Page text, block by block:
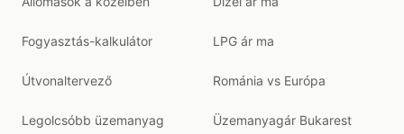
Fogyasztás-kalkulátor
Útvonaltervező
Legolcsóbb üzemanyag
LPG ár ma
Románia vs Európa
Üzemanyagár Bukarest